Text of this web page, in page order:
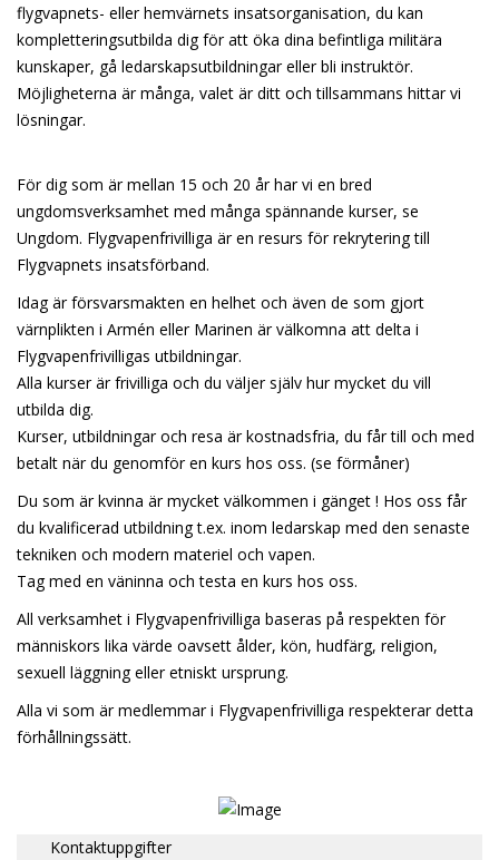
flygvapnets- eller hemvärnets insatsorganisation, du kan
kompletteringsutbilda dig för att öka dina befintliga militära
kunskaper, gå ledarskapsutbildningar eller bli instruktör.
Möjligheterna är många, valet är ditt och tillsammans hittar vi
lösningar.
För dig som är mellan 15 och 20 år har vi en bred
ungdomsverksamhet med många spännande kurser, se
Ungdom. Flygvapenfrivilliga är en resurs för rekrytering till
Flygvapnets insatsförband.
Idag är försvarsmakten en helhet och även de som gjort
värnplikten i Armén eller Marinen är välkomna att delta i
Flygvapenfrivilligas utbildningar.
Alla kurser är frivilliga och du väljer själv hur mycket du vill
utbilda dig.
Kurser, utbildningar och resa är kostnadsfria, du får till och med
betalt när du genomför en kurs hos oss. (se förmåner)
Du som är kvinna är mycket välkommen i gänget ! Hos oss får
du kvalificerad utbildning t.ex. inom ledarskap med den senaste
tekniken och modern materiel och vapen.
Tag med en väninna och testa en kurs hos oss.
All verksamhet i Flygvapenfrivilliga baseras på respekten för
människors lika värde oavsett ålder, kön, hudfärg, religion,
sexuell läggning eller etniskt ursprung.
Alla vi som är medlemmar i Flygvapenfrivilliga respekterar detta
förhållningssätt.
Kontaktuppgifter